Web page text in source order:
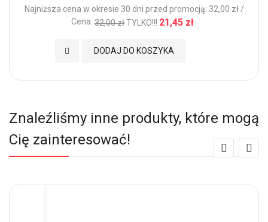
Najniższa cena w okresie 30 dni przed promocją: 32,00 zł /
Cena: 32,00 złTYLKO!!! 21,45 zł
DODAJ DO KOSZYKA
Dodaj do Ulubionych
Znaleźliśmy inne produkty, które mogą
Cię zainteresować!